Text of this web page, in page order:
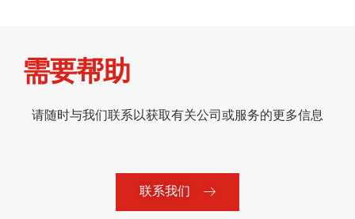
需要帮助
请随时与我们联系以获取有关公司或服务的更多信息
联系我们